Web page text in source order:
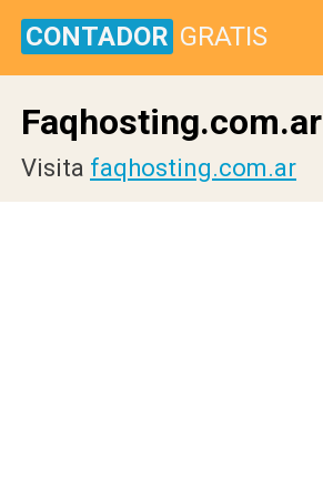
CONTADOR GRATIS
Faqhosting.com.ar
Visita faqhosting.com.ar